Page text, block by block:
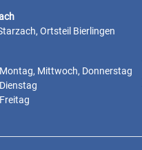
Ortsteil Bierlingen
Mittwoch, Donnerstag